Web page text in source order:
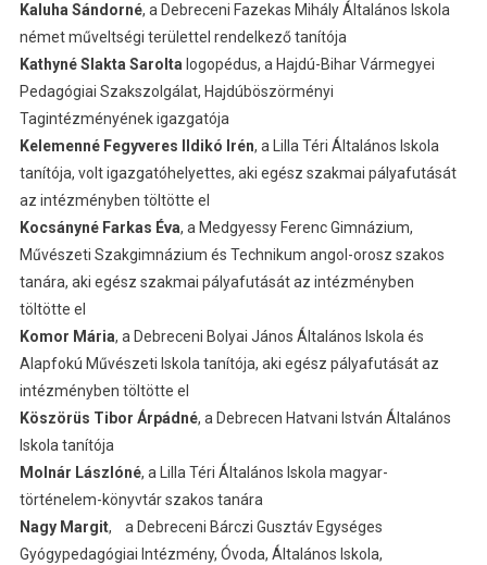
Kaluha Sándorné, a Debreceni Fazekas Mihály Általános Iskola
német műveltségi területtel rendelkező tanítója
Kathyné Slakta Sarolta logopédus, a Hajdú-Bihar Vármegyei
Pedagógiai Szakszolgálat, Hajdúböszörményi
Tagintézményének igazgatója
Kelemenné Fegyveres Ildikó Irén, a Lilla Téri Általános Iskola
tanítója, volt igazgatóhelyettes, aki egész szakmai pályafutását
az intézményben töltötte el
Kocsányné Farkas Éva, a Medgyessy Ferenc Gimnázium,
Művészeti Szakgimnázium és Technikum angol-orosz szakos
tanára, aki egész szakmai pályafutását az intézményben
töltötte el
Komor Mária, a Debreceni Bolyai János Általános Iskola és
Alapfokú Művészeti Iskola tanítója, aki egész pályafutását az
intézményben töltötte el
Köszörüs Tibor Árpádné, a Debrecen Hatvani István Általános
Iskola tanítója
Molnár Lászlóné, a Lilla Téri Általános Iskola magyar-
történelem-könyvtár szakos tanára
Nagy Margit, a Debreceni Bárczi Gusztáv Egységes
Gyógypedagógiai Intézmény, Óvoda, Általános Iskola,